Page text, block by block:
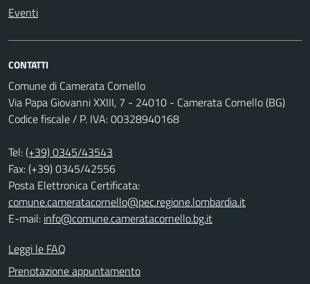
Eventi
CONTATTI
Comune di Camerata Cornello
Via Papa Giovanni XXIII, 7 - 24010 - Camerata Cornello (BG)
Codice fiscale / P. IVA: 00328940168
Tel:(+39) 0345/43543
Fax: (+39) 0345/42556
Posta Elettronica Certificata:
comune.cameratacornello@pec.regione.lombardia.it
E-mail: info@comune.cameratacornello.bg.it
Leggi le FAQ
Prenotazione appuntamento